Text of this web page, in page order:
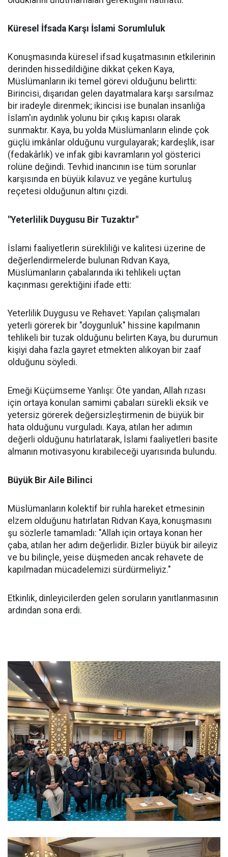
Küresel İfsada Karşı İslami Sorumluluk
Konuşmasında küresel ifsad kuşatmasının etkilerinin
derinden hissedildiğine dikkat çeken Kaya,
Müslümanların iki temel görevi olduğunu belirtti:
Birincisi, dışarıdan gelen dayatmalara karşı sarsılmaz
bir iradeyle direnmek; ikincisi ise bunalan insanlığa
İslam'ın aydınlık yolunu bir çıkış kapısı olarak
sunmaktır. Kaya, bu yolda Müslümanların elinde çok
güçlü imkânlar olduğunu vurgulayarak; kardeşlik, isar
(fedakârlık) ve infak gibi kavramların yol gösterici
rolüne değindi. Tevhid inancının ise tüm sorunlar
karşısında en büyük kılavuz ve yegâne kurtuluş
reçetesi olduğunun altını çizdi.
"Yeterlilik Duygusu Bir Tuzaktır"
İslami faaliyetlerin sürekliliği ve kalitesi üzerine de
değerlendirmelerde bulunan Rıdvan Kaya,
Müslümanların çabalarında iki tehlikeli uçtan
kaçınması gerektiğini ifade etti:
Yeterlilik Duygusu ve Rehavet: Yapılan çalışmaları
yeterli görerek bir "doygunluk" hissine kapılmanın
tehlikeli bir tuzak olduğunu belirten Kaya, bu durumun
kişiyi daha fazla gayret etmekten alıkoyan bir zaaf
olduğunu söyledi.
Emeği Küçümseme Yanlışı: Öte yandan, Allah rızası
için ortaya konulan samimi çabaları sürekli eksik ve
yetersiz görerek değersizleştirmenin de büyük bir
hata olduğunu vurguladı. Kaya, atılan her adımın
değerli olduğunu hatırlatarak, İslami faaliyetleri basite
almanın motivasyonu kırabileceği uyarısında bulundu.
Büyük Bir Aile Bilinci
Müslümanların kolektif bir ruhla hareket etmesinin
elzem olduğunu hatırlatan Rıdvan Kaya, konuşmasını
şu sözlerle tamamladı: "Allah için ortaya konan her
çaba, atılan her adım değerlidir. Bizler büyük bir aileyiz
ve bu bilinçle, yeise düşmeden ancak rehavete de
kapılmadan mücadelemizi sürdürmeliyiz."
Etkinlik, dinleyicilerden gelen soruların yanıtlanmasının
ardından sona erdi.